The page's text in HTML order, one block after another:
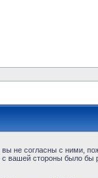
не согласны с ними,
вашей стороны было бы